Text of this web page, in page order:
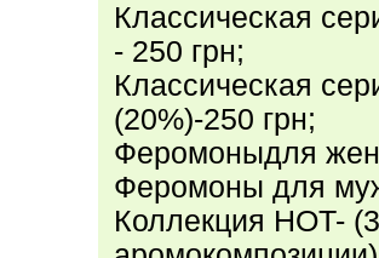
Классическая
- 250 грн;
Классическая
(20%)-250 грн;
Феромоныдля
Феромоны для
Коллекция HOT-